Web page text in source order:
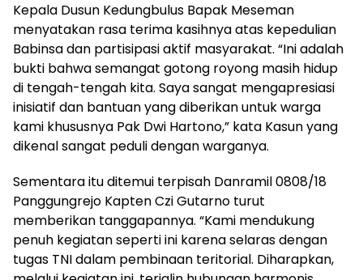
Kepala Dusun Kedungbulus Bapak Meseman
menyatakan rasa terima kasihnya atas kepedulian
Babinsa dan partisipasi aktif masyarakat. “Ini adalah
bukti bahwa semangat gotong royong masih hidup
di tengah-tengah kita. Saya sangat mengapresiasi
inisiatif dan bantuan yang diberikan untuk warga
kami khususnya Pak Dwi Hartono,” kata Kasun yang
dikenal sangat peduli dengan warganya.
Sementara itu ditemui terpisah Danramil 0808/18
Panggungrejo Kapten Czi Gutarno turut
memberikan tanggapannya. “Kami mendukung
penuh kegiatan seperti ini karena selaras dengan
tugas TNI dalam pembinaan teritorial. Diharapkan,